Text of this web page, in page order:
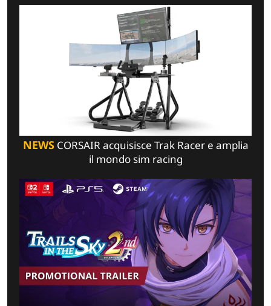
NEWSCORSAIR acquisisce Trak Racer e amplia
il mondo sim racing